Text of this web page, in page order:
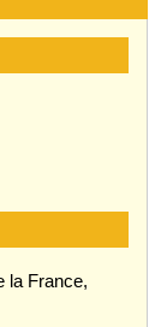
la France,